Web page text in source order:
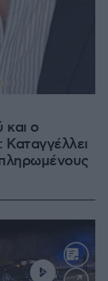
και ο
Καταγγέλλει